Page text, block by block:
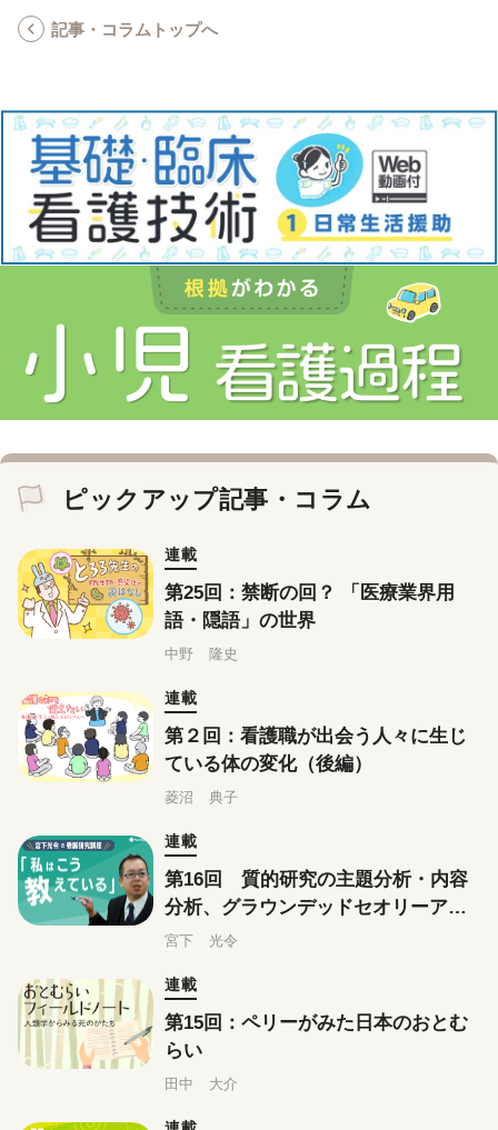
記事・コラムトップへ
ピックアップ記事・コラム
連載
第25回：禁断の回？ 「医療業界用
語・隠語」の世界
中野 隆史
連載
第２回：看護職が出会う人々に生じ
ている体の変化（後編）
菱沼 典子
連載
第16回 質的研究の主題分析・内容
分析、グラウンデッドセオリーアプ
ローチはこう教えている
宮下 光令
連載
第15回：ペリーがみた日本のおとむ
らい
田中 大介